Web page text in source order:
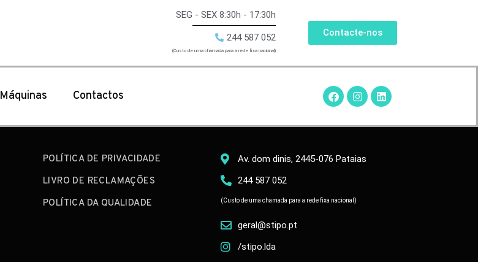
SEG - SEX 8:30h - 17:30h
244 587 052
(Custo de uma chamada para a rede fixa nacional)
Contacte-nos
Máquinas Contactos
POLÍTICA DE PRIVACIDADE
LIVRO DE RECLAMAÇÕES
POLÍTICA DA QUALIDADE
Av. dom dinis, 2445-076 Pataias
244 587 052
(Custo de uma chamada para a rede fixa nacional)
geral@stipo.pt
/stipo.lda